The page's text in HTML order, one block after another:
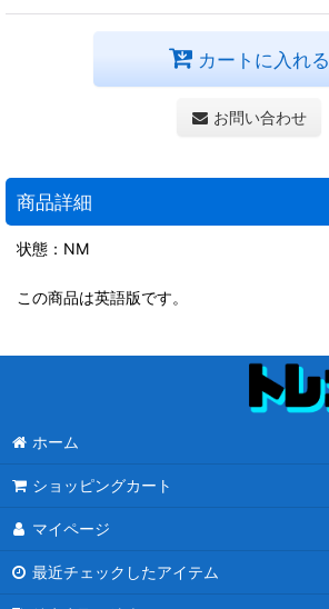
カートに入れる
お問い合わせ
商品詳細
状態：NM
この商品は英語版です。
ホーム
ショッピングカート
マイページ
最近チェックしたアイテム